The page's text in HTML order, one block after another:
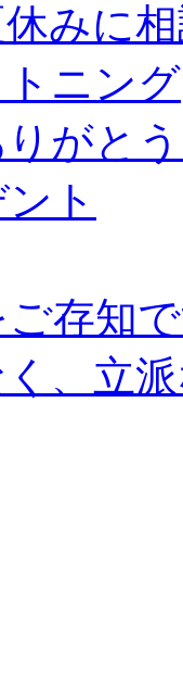
みに
ニング
がと
ト
存知
、立